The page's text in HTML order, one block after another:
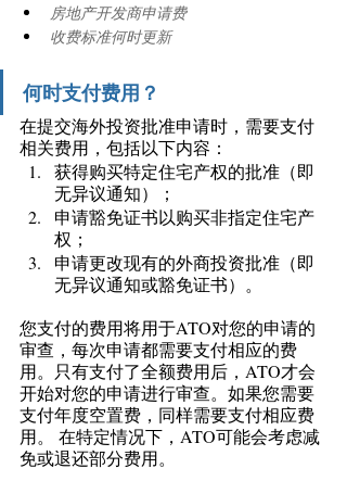
房地产开发商申请费
收费标准何时更新
何时支付费用？
在提交海外投资批准申请时，需要支付
相关费用，包括以下内容：
获得购买特定住宅产权的批准（即
无异议通知）；
申请豁免证书以购买非指定住宅产
权；
申请更改现有的外商投资批准（即
无异议通知或豁免证书）。
您支付的费用将用于ATO对您的申请的
审查，每次申请都需要支付相应的费
用。只有支付了全额费用后，ATO才会
开始对您的申请进行审查。如果您需要
支付年度空置费，同样需要支付相应费
用。 在特定情况下，ATO可能会考虑减
免或退还部分费用。